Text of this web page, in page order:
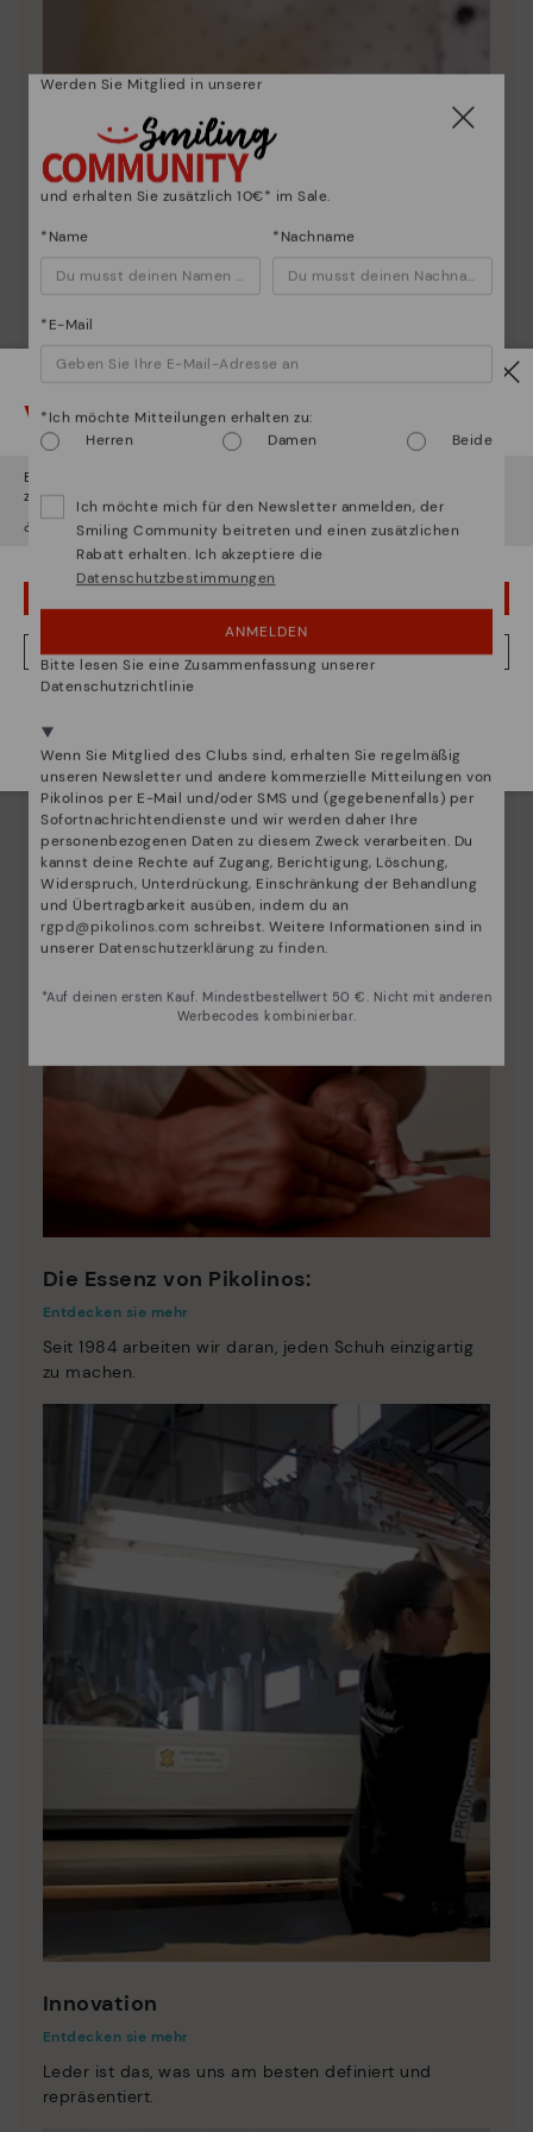
Schuhpflege
Entdecken sie mehr
Wir geben Ihnen Tipps, wie Sie Ihre Pikolinos optimal
Die Essenz von Pikolinos:
Entdecken sie mehr
Seit 1984 arbeiten wir daran, jeden Schuh einzigartig
zu machen.
Innovation
Entdecken sie mehr
Leder ist das, was uns am besten definiert und
repräsentiert.
Vorsicht!
Es scheint, dass Sie sich in
zugreifen werden.
¿Möchten Sie auf die Website vonUsagehen?
NEIN, ICH MÖCHTE DIE WEBSITE VON DEUTSCHLAND BESUCHEN
Werden Sie Mitglied in unserer
und erhalten Sie zusätzlich 10€* im Sale.
*Name *Nachname
*E-Mail
*Ich möchte Mitteilungen erhalten zu:
Herren
Damen Beide
Ich möchte mich für den Newsletter anmelden, der
Smiling Community beitreten und einen zusätzlichen
Rabatt erhalten. Ich akzeptiere die
Datenschutzbestimmungen
ANMELDEN
Bitte lesen Sie eine Zusammenfassung unserer
Datenschutzrichtlinie
Wenn Sie Mitglied des Clubs sind, erhalten Sie regelmäßig
unseren Newsletter und andere kommerzielle Mitteilungen von
Pikolinos per E-Mail und/oder SMS und (gegebenenfalls) per
Sofortnachrichtendienste und wir werden daher Ihre
personenbezogenen Daten zu diesem Zweck verarbeiten. Du
kannst deine Rechte auf Zugang, Berichtigung, Löschung,
Widerspruch, Unterdrückung, Einschränkung der Behandlung
und Übertragbarkeit ausüben, indem du an
rgpd@pikolinos.com schreibst. Weitere Informationen sind in
unserer Datenschutzerklärung zu finden.
*Auf deinen ersten Kauf. Mindestbestellwert 50 €. Nicht mit anderen
Werbecodes kombinierbar.